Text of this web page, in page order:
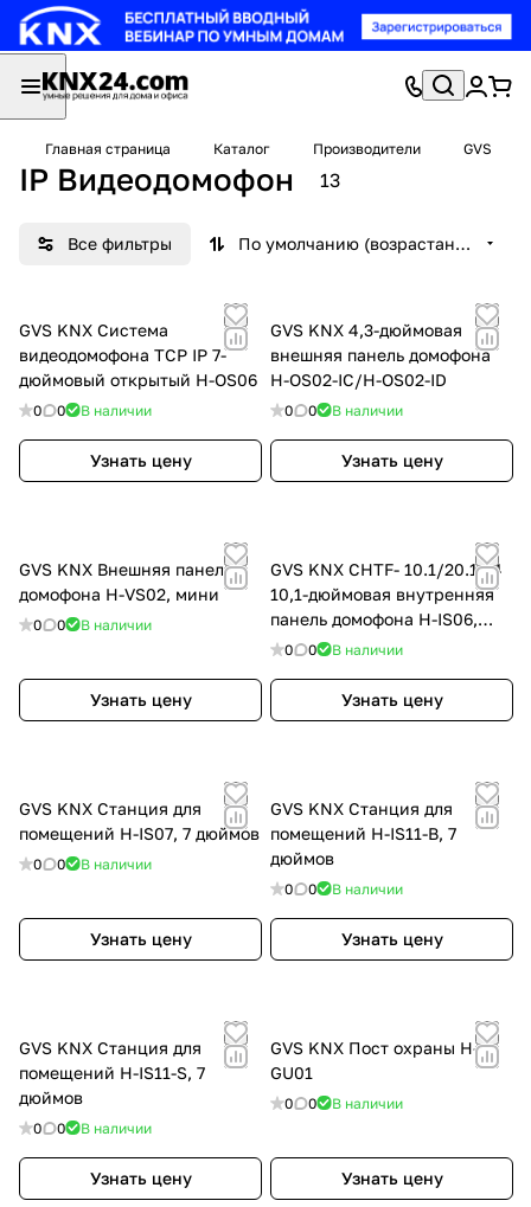
Главная страница Каталог Производители GVS
IP Видеодомофон 13
Все фильтры По умолчанию (возрастание)
GVS KNX Система
видеодомофона TCP IP 7-
дюймовый открытый H-OS06
0 0 В наличии
Узнать цену
GVS KNX 4,3-дюймовая
внешняя панель домофона
H-OS02-IC/H-OS02-ID
0 0 В наличии
Узнать цену
GVS KNX Внешняя панель
домофона H-VS02, мини
0 0 В наличии
Узнать цену
GVS KNX CHTF- 10.1/20.1.24
10,1-дюймовая внутренняя
панель домофона H-IS06,
цвет: Золото
0 0 В наличии
Узнать цену
GVS KNX Станция для
помещений H-IS07, 7 дюймов
0 0 В наличии
Узнать цену
GVS KNX Станция для
помещений H-IS11-B, 7
дюймов
0 0 В наличии
Узнать цену
GVS KNX Станция для
помещений H-IS11-S, 7
дюймов
0 0 В наличии
Узнать цену
GVS KNX Пост охраны H-
GU01
0 0 В наличии
Узнать цену